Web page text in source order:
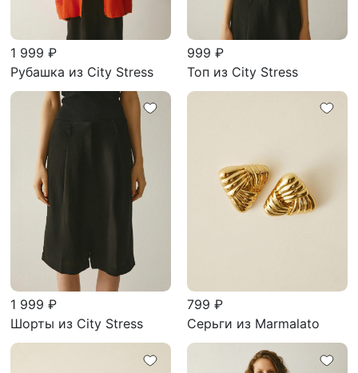
1 999 ₽
Рубашка из City Stress
999 ₽
Топ из City Stress
1 999 ₽
Шорты из City Stress
799 ₽
Серьги из Marmalato